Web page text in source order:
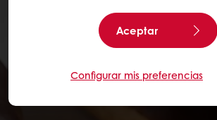
Aceptar
Configurar mis preferencias